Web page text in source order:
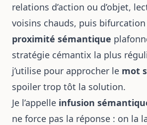
relations d’action ou d’objet,
voisins chauds, puis
proximité sémantique
stratégie cémantix la plus
j’utilise pour approcher le mot
spoiler trop tôt la solution.
Je l’appelle infusion
ne force pas la réponse : on la